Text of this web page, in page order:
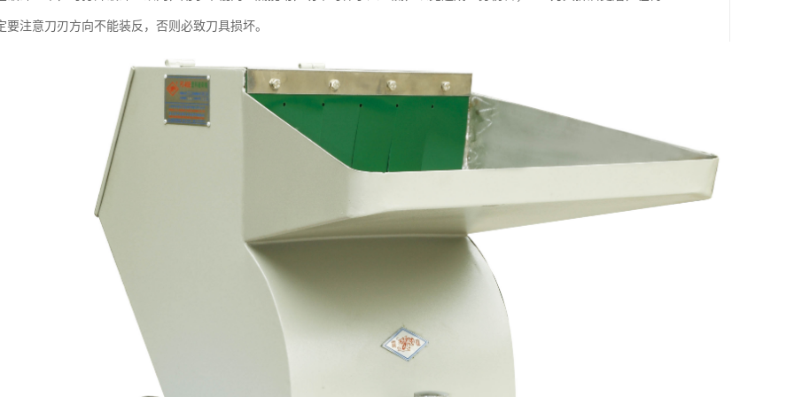
要注意刀刃方向不能装反，否则必致刀具损坏。